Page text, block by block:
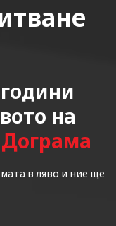
на
Дограма
в ляво и ние ще